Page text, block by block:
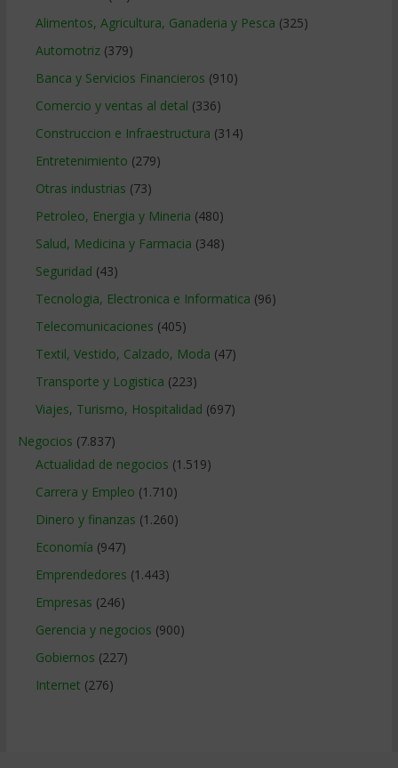
Alimentos, Agricultura, Ganaderia y Pesca (325)
Automotriz(379)
Banca y Servicios Financieros (910)
Comercio y ventas al detal (336)
Construccion e Infraestructura (314)
Entretenimiento (279)
Otras industrias (73)
Petroleo, Energia y Mineria (480)
Salud, Medicina y Farmacia (348)
Seguridad (43)
Tecnologia, Electronica e Informatica (96)
Telecomunicaciones (405)
Textil, Vestido, Calzado, Moda (47)
Transporte y Logistica (223)
Viajes, Turismo, Hospitalidad (697)
Negocios (7.837)
Actualidad de negocios (1.519)
Carrera y Empleo (1.710)
Dinero y finanzas (1.260)
Economía (947)
Emprendedores (1.443)
Empresas (246)
Gerencia y negocios (900)
Gobiernos (227)
Internet (276)